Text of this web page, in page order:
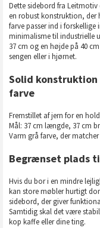
Dette sidebord fra
en robust konstruktion, der
farve passer ind i
minimalisme til industrielle
37 cm og en højde på 40
sengen eller i hjørnet.
Solid
farve
Fremstillet af jern for en
Mål: 37 cm længde, 37 cm
Varm grå farve, der
Begrænset plads
Hvis du bor i en mindre
kan store møbler hurtigt
sidebord, der giver
Samtidig skal det være
kop kaffe eller dine ting.